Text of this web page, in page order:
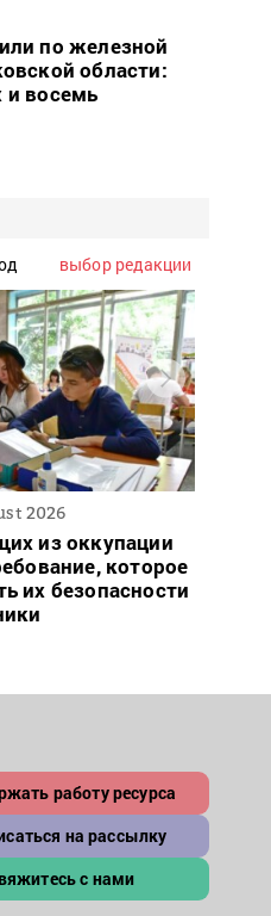
по железной
области:
и восемь
выбор редакции
2026
из оккупации
которое
их безопасности
работу ресурса
на рассылку
с нами